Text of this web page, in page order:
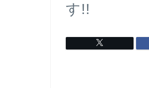
す!!